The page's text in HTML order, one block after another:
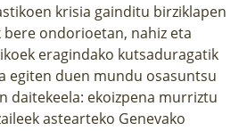
krisia gainditu birziklapen
bere ondorioetan, nahiz eta
eragindako kutsaduragatik
egiten duen mundu osasuntsu
daitekeela: ekoizpena murriztu
astearteko Genevako